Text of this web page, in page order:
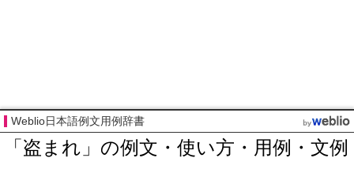
Weblio日本語例文用例辞書
「盗まれ」の例文・使い方・用例・文例